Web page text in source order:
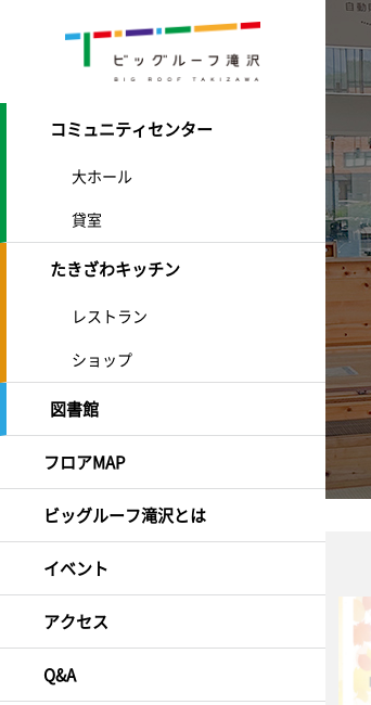
コミュニティセンター
大ホール
貸室
たきざわキッチン
レストラン
ショップ
図書館
フロアMAP
ビッグルーフ滝沢とは
イベント
アクセス
Q&A